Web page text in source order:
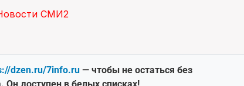
СМИ2
dzen.ru/7info.ru — чтобы не остаться без
доступен в белых списках!